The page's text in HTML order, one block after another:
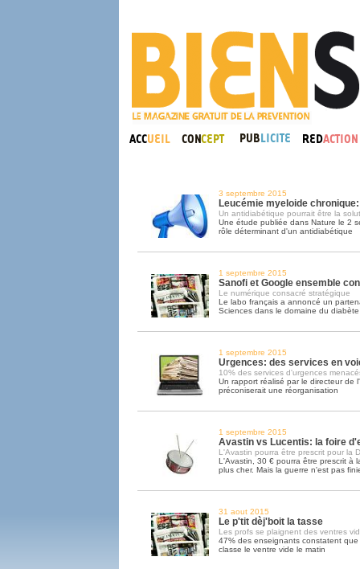
3 septembre 2015
Leucémie myeloide
Un antidiabétique pourrait être la
Une étude publiée dans Nature le 2
rôle déterminant d'un antidiabétique
1 septembre 2015
Sanofi et Google ensemble
Le numérique consacré stratégique
Le labo français a annoncé un
Sciences dans le domaine du diabète
1 septembre 2015
Urgences: des services en
10% des services d'urgences
Un rapport réalisé par le directeur de
préconiserait une réorganisation
1 septembre 2015
Avastin vs Lucentis: la foire
L'Avastin pourra être prescrit pour la
L'Avastin, 30 € pourra être prescrit à
plus cher. Mais la guerre n'est pas
31 aout 2015
Le p'tit dèj'boit la tasse
Les profs se plaignent des ventres
47% des enseignants constatent
classe le ventre vide le matin